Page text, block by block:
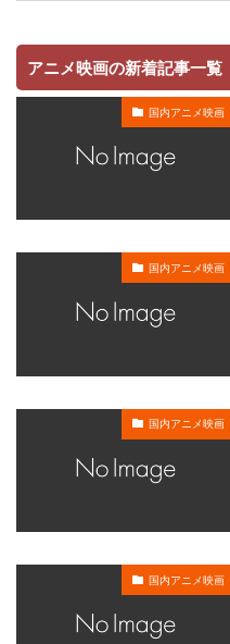
アニメ映画の新着記事一覧
国内アニメ映画
国内アニメ映画
国内アニメ映画
国内アニメ映画